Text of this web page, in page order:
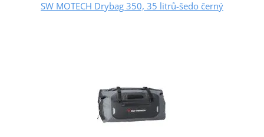
SW MOTECH Drybag 350, 35 litrů-šedo černý